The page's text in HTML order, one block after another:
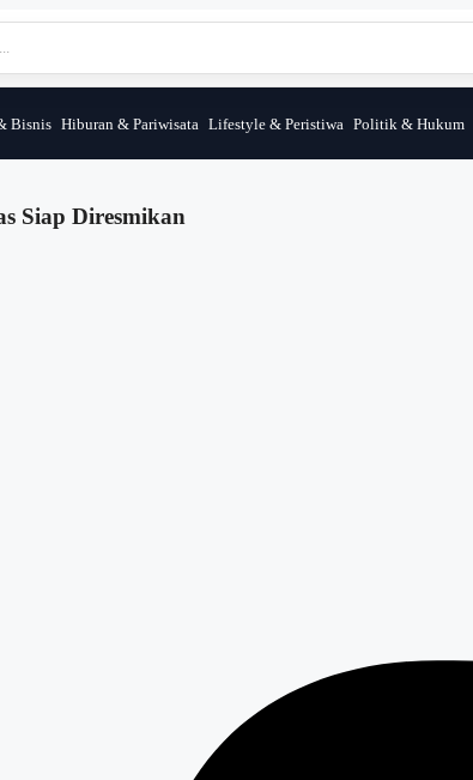
Bisnis Hiburan & Pariwisata Lifestyle & Peristiwa Politik & Hukum
Siap Diresmikan